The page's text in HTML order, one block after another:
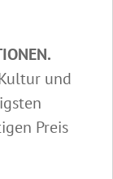
und
Preis